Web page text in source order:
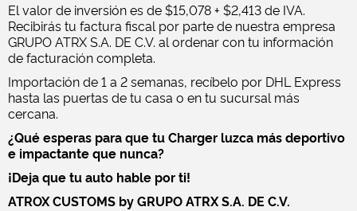
El valor de inversión es de $15,078 + $2,413 de IVA.
Recibirás tu factura fiscal por parte de nuestra empresa
GRUPO ATRX S.A. DE C.V. al ordenar con tu información
de facturación completa.
Importación de 1 a 2 semanas, recíbelo por DHL Express
hasta las puertas de tu casa o en tu sucursal más
cercana.
¿Qué esperas para que tu Charger luzca más deportivo
e impactante que nunca?
¡Deja que tu auto hable por ti!
ATROX CUSTOMS by GRUPO ATRX S.A. DE C.V.